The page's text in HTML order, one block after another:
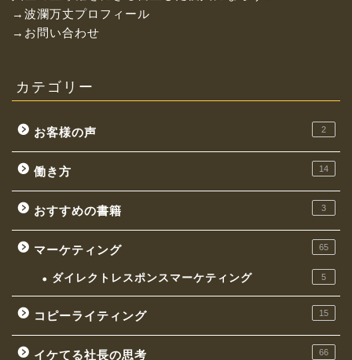
→波瀾万丈プロフィール
→お問い合わせ
カテゴリー
お客様の声 2
働き方 14
おすすめの書籍 3
マーケティング 65
ダイレクトレスポンスマーケティング 5
コピーライティング 15
イケてる社長の思考 66